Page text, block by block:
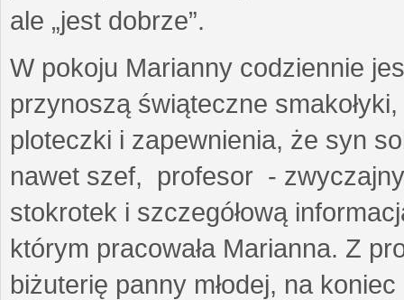
ale „jest dobrze”.
W pokoju Marianny codziennie
przynoszą świąteczne
ploteczki i zapewnienia, że syn
nawet szef, profesor -
stokrotek i szczegółową
którym pracowała Marianna. Z
biżuterię panny młodej, na